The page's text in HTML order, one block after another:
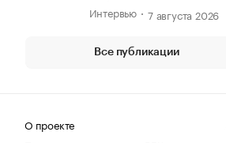
Интервью
7 августа 2026
Все публикации
О проекте